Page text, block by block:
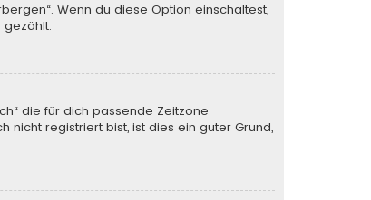
Wenn du diese Option einschaltest,
die für dich passende Zeitzone
nicht registriert bist, ist dies ein guter Grund,